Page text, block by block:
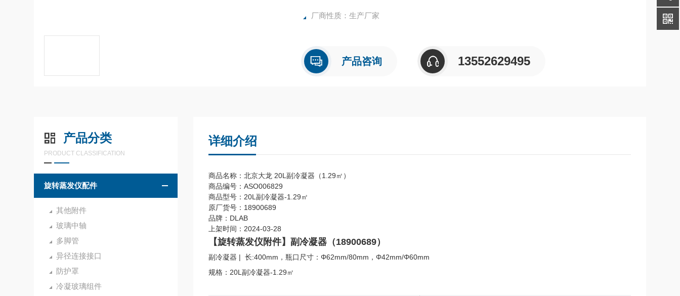
厂商性质：生产厂家
产品咨询 13552629495
产品分类
PRODUCT CLASSIFICATION
旋转蒸发仪配件
其他附件
玻璃中轴
多脚管
异径连接接口
防护罩
冷凝玻璃组件
详细介绍
商品名称：北京大龙 20L副冷凝器（1.29㎡）
商品编号：ASO006829
商品型号：20L副冷凝器-1.29㎡
原厂货号：18900689
品牌：DLAB
上架时间：2024-03-28
【旋转蒸发仪附件】 副冷凝器（18900689）
副冷凝器 | 长:400mm，瓶口尺寸：Φ62mm/80mm，Φ42mm/Φ60mm
规格：20L副冷凝器-1.29㎡